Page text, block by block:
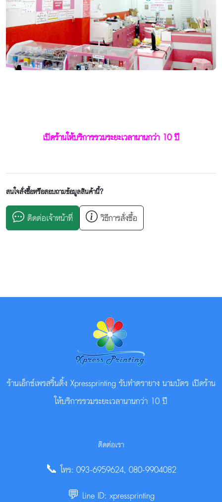
เปิดร้านให้บริการรวมระยะเวลานานกว่า 10 ปี
สนใจสั่งซื้อหรือสอบถามข้อมูลสินค้านี้?
ติดต่อเจ้าหน้าที่ วิธีการสั่งซื้อ
ร้านเอ็กซ์เพรสริ้นติ้ง Xpressprinting รับทำตรายาง นามบัตร เปิดร้าน
ให้บริการรวมระยะเวลานานกว่า 10 ปี
ติดต่อเรา
📞 โทร: 093-6959624, 080-9904082
💬 Line ID: xpressprinting